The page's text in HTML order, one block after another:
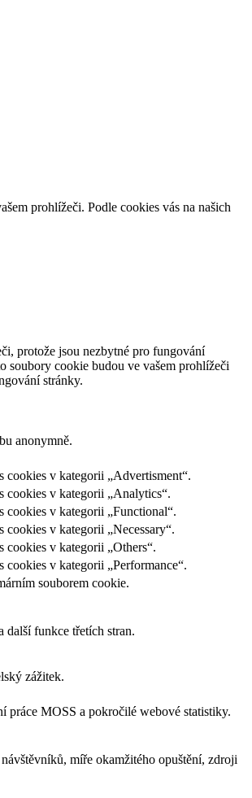
prohlížeči. Podle cookies vás na našich
protože jsou nezbytné pro fungování
soubory cookie budou ve vašem prohlížeči
stránky.
anonymně.
cookies v kategorii „Advertisment“.
cookies v kategorii „Analytics“.
cookies v kategorii „Functional“.
cookies v kategorii „Necessary“.
cookies v kategorii „Others“.
cookies v kategorii „Performance“.
souborem cookie.
další funkce třetích stran.
zážitek.
práce MOSS a pokročilé webové statistiky.
míře okamžitého opuštění, zdroji